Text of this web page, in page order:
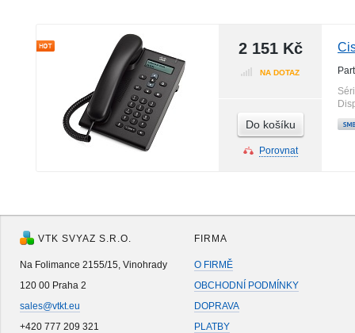
2 151 Kč
NA DOTAZ
Do košíku
Porovnat
VTK SVYAZ S.R.O.
Na Folimance 2155/15, Vinohrady
120 00 Praha 2
sales@vtkt.eu
+420 777 209 321
FIRMA
O FIRMĚ
OBCHODNÍ PODMÍNKY
DOPRAVA
PLATBY